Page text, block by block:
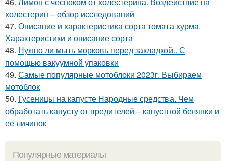
холестерин – обзор исследований
47. Описание и характеристика сорта томата хурма.
Характеристики и описание сорта
48. Нужно ли мыть морковь перед закладкой.. С
помощью вакуумной упаковки
49. Самые популярные мотоблоки 2023г. Выбираем
мотоблок
50. Гусеницы на капусте Народные средства. Чем
обработать капусту от вредителей – капустной белянки и
ее личинок
Популярные материалы